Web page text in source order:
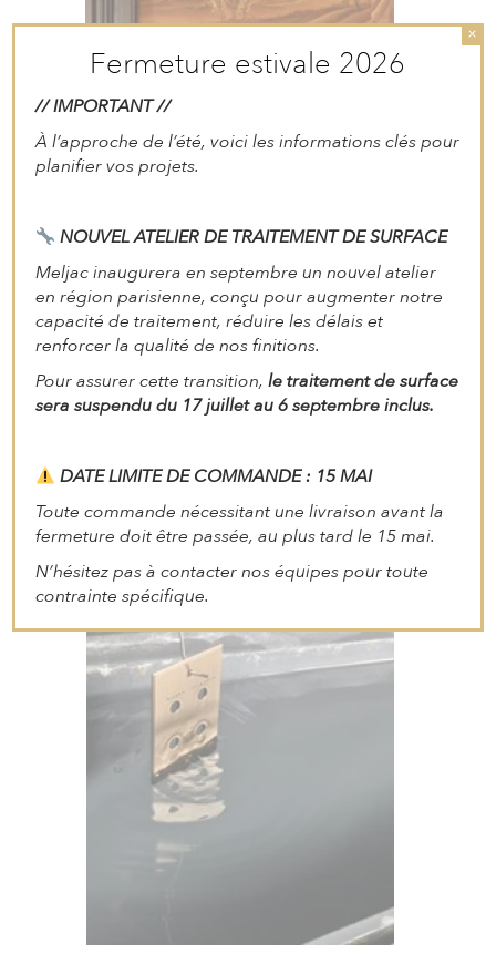
21 MAI 2026
Meljac met en lumière l’Antique Brass NA, une finition sur
laiton massif aux nuances patinées et
Fermeture estivale 2026
// IMPORTANT //
À l’approche de l’été, voici les informations clés pour
planifier vos projets.
NOUVEL ATELIER DE TRAITEMENT DE SURFACE
Meljac inaugurera en septembre un nouvel atelier
en région parisienne, conçu pour augmenter notre
capacité de traitement, réduire les délais et
renforcer la qualité de nos finitions.
Pour assurer cette transition, le traitement de surface
sera suspendu du 17 juillet au 6 septembre inclus.
DATE LIMITE DE COMMANDE : 15 MAI
Toute commande nécessitant une livraison avant la
fermeture doit être passée, au plus tard le 15 mai.
N’hésitez pas à contacter nos équipes pour toute
contrainte spécifique.
×